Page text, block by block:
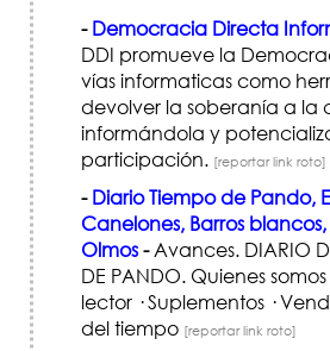
- Democracia Directa
DDI promueve la
vías informaticas como
devolver la soberanía a la
informándola y
participación. [reportar link roto]
- Diario Tiempo de Pando,
Canelones, Barros
Olmos-Avances. DIARIO
DE PANDO. Quienes
lector · Suplementos ·
del tiempo [reportar link roto]